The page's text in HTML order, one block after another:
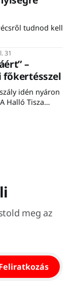
ezerfős tömeg
vasútvonal
tudnod kell
31
–
főkertésszel
idén nyáron
Halló Tisza
mesélt a
a meglévő
meg az